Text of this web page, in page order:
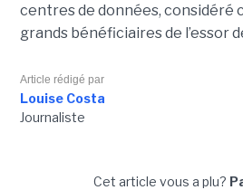
centres de données, considéré
grands bénéficiaires de l’essor
Article rédigé par
Louise Costa
Journaliste
Cet article vous a plu?